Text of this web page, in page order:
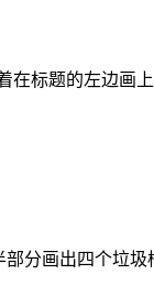
标题的左边画
分画出四个垃